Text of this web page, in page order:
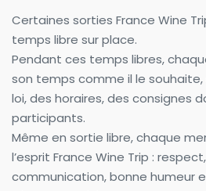
Certaines sorties France Wine
temps libre sur place.
Pendant ces temps libres,
son temps comme il le
loi, des horaires, des consignes
participants.
Même en sortie libre, chaque
l’esprit France Wine Trip :
communication, bonne humeur